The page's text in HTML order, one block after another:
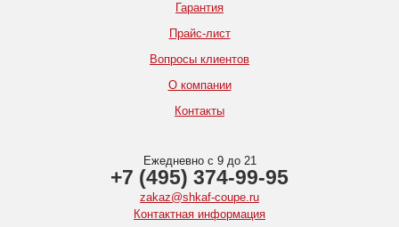
Гарантия
Прайс-лист
Вопросы клиентов
О компании
Контакты
Ежедневно с 9 до 21
+7 (495) 374-99-95
zakaz@shkaf-coupe.ru
Контактная информация